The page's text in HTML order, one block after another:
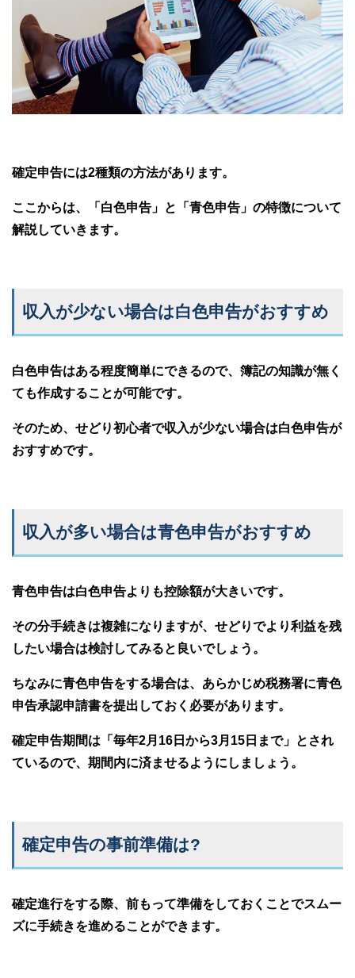
確定申告には2種類の方法があります。
ここからは、「白色申告」と「青色申告」の特徴について
解説していきます。
収入が少ない場合は白色申告がおすすめ
白色申告はある程度簡単にできるので、簿記の知識が無く
ても作成することが可能です。
そのため、せどり初心者で収入が少ない場合は白色申告が
おすすめです。
収入が多い場合は青色申告がおすすめ
青色申告は白色申告よりも控除額が大きいです。
その分手続きは複雑になりますが、せどりでより利益を残
したい場合は検討してみると良いでしょう。
ちなみに青色申告をする場合は、あらかじめ税務署に青色
申告承認申請書を提出しておく必要があります。
確定申告期間は「毎年2月16日から3月15日まで」とされ
ているので、期間内に済ませるようにしましょう。
確定申告の事前準備は?
確定進行をする際、前もって準備をしておくことでスムー
ズに手続きを進めることができます。